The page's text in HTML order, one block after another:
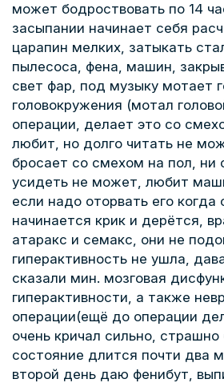
может бодроствовать по 14
засыпании начинает себя
царапин мелких, затыкать
пылесоса, фена, машин,
свет фар, под музыку мотает
головокружения (мотал
операции, делает это со
любит, но долго читать не
бросает со смехом на пол, ни
усидеть не может, любит
если надо оторвать его когда
начинается крик и дерётся,
атаракс и семакс, они не
гиперактивность не ушла,
сказали мин. мозговая
гиперактивности, а также
операции(ещё до операции
очень кричал сильно, страшно
состояние длится почти два
второй день даю фенибут,